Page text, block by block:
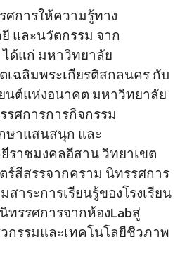
ศการให้ความรู้ทาง
และนวัตกรรม จาก
ด้แก่ มหาวิทยาลัย
เฉลิมพระเกียรติสกลนคร กับ
ต์แห่งอนาคต มหาวิทยาลัย
ศการการกิจกรรม
ษาแสนสนุก และ
ราชมงคลอีสาน วิทยาเขต
สีสรรจากคราม นิทรรศการ
าระการเรียนรู้ของโรงเรียน
รรศการจากห้องLabสู่
รรมและเทคโนโลยีชีวภาพ